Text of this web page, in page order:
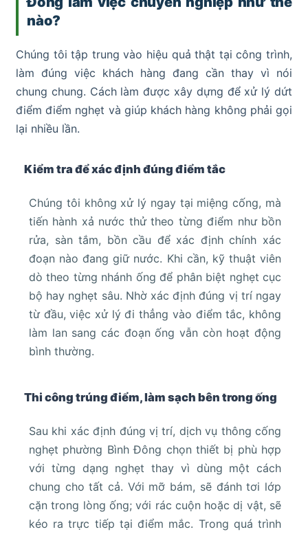
nào?
Chúng tôi tập trung vào hiệu quả thật tại công trình,
làm đúng việc khách hàng đang cần thay vì nói
chung chung. Cách làm được xây dựng để xử lý dứt
điểm điểm nghẹt và giúp khách hàng không phải gọi
lại nhiều lần.
Kiểm tra để xác định đúng điểm tắc
Chúng tôi không xử lý ngay tại miệng cống, mà
tiến hành xả nước thử theo từng điểm như bồn
rửa, sàn tắm, bồn cầu để xác định chính xác
đoạn nào đang giữ nước. Khi cần, kỹ thuật viên
dò theo từng nhánh ống để phân biệt nghẹt cục
bộ hay nghẹt sâu. Nhờ xác định đúng vị trí ngay
từ đầu, việc xử lý đi thẳng vào điểm tắc, không
làm lan sang các đoạn ống vẫn còn hoạt động
bình thường.
Thi công trúng điểm, làm sạch bên trong ống
Sau khi xác định đúng vị trí, dịch vụ thông cống
nghẹt phường Bình Đông chọn thiết bị phù hợp
với từng dạng nghẹt thay vì dùng một cách
chung cho tất cả. Với mỡ bám, sẽ đánh tơi lớp
cặn trong lòng ống; với rác cuộn hoặc dị vật, sẽ
kéo ra trực tiếp tại điểm mắc. Trong quá trình